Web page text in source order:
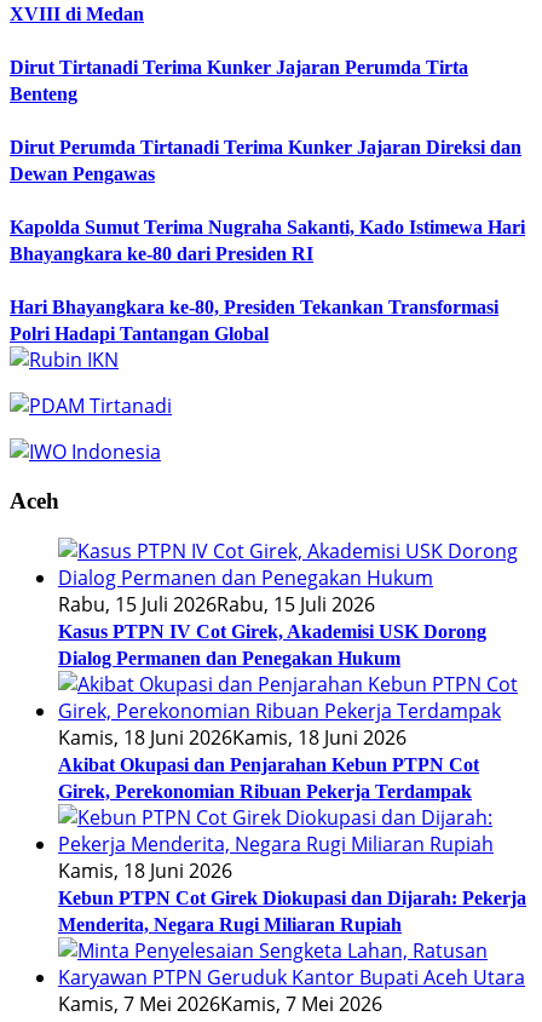
XVIII di Medan
Dirut Tirtanadi Terima Kunker Jajaran Perumda Tirta
Benteng
Dirut Perumda Tirtanadi Terima Kunker Jajaran Direksi dan
Dewan Pengawas
Kapolda Sumut Terima Nugraha Sakanti, Kado Istimewa Hari
Bhayangkara ke-80 dari Presiden RI
Hari Bhayangkara ke-80, Presiden Tekankan Transformasi
Polri Hadapi Tantangan Global
Aceh
Rabu, 15 Juli 2026Rabu, 15 Juli 2026
Kasus PTPN IV Cot Girek, Akademisi USK Dorong
Dialog Permanen dan Penegakan Hukum
Kamis, 18 Juni 2026Kamis, 18 Juni 2026
Akibat Okupasi dan Penjarahan Kebun PTPN Cot
Girek, Perekonomian Ribuan Pekerja Terdampak
Kamis, 18 Juni 2026
Kebun PTPN Cot Girek Diokupasi dan Dijarah: Pekerja
Menderita, Negara Rugi Miliaran Rupiah
Kamis, 7 Mei 2026Kamis, 7 Mei 2026